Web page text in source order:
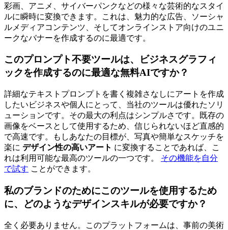
彩画、アニメ、サイバーパンクなどの様々な芸術的なスタイ
ルに瞬時に変換できます。これは、魅力的な広告、ソーシャ
ルメディアコンテンツ、そしてオンラインストア向けのユニ
ークなバナーを作成するのに最適です。
このプロンプト不要ツールは、ビジネスグラフィ
ックを作成するのに最適な無料AIですか？
詳細なテキストプロンプトを書く複雑さなしにアートを作成
したいビジネスや個人にとって、当社のツールは優れたソリ
ューションです。その最大の利点はシンプルさです。既存の
画像をベースとして使用するため、信じられないほど直感的
で高速です。もしあなたの目標が、写真や簡単なスケッチを
楽に デザイン性の高いアート に変換することであれば、こ
れは利用可能な最高のツールの一つです。 その機能を自分
で試す ことができます。
私のブランドのためにこのツールを使用するため
に、どのようなデザインスキルが必要ですか？
全く必要ありません。このプラットフォームは、事前の美術